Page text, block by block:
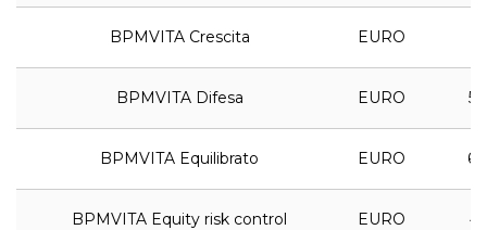
BPMVITA Crescita EURO
BPMVITA Difesa EURO
BPMVITA Equilibrato EURO
BPMVITA Equity risk control EURO